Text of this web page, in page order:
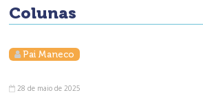
Colunas
Pai Maneco
28 de maio de 2025